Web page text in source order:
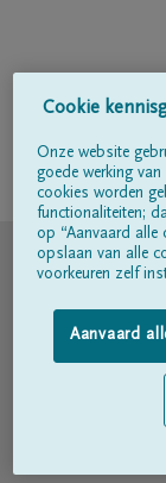
Volg ons op
Cookie
Onze website
goede werking
cookies worden
functionaliteiten;
op “Aanvaard alle
opslaan van alle
voorkeuren zelf
Aanvaard